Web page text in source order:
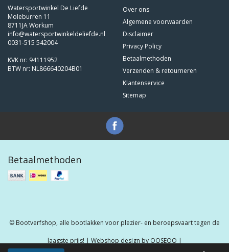
Watersportwinkel De Liefde
Moleburren 11
8711JA Workum
info@watersportwinkeldeliefde.nl
0031-515 542004
KVK nr: 94111952
BTW nr: NL866640204B01
Over ons
Algemene voorwaarden
Disclaimer
Privacy Policy
Betaalmethoden
Verzenden & retourneren
Klantenservice
Sitemap
Betaalmethoden
© Bootverfshop, alle bootlakken voor plezier- en beroepsvaart tegen de
laagste prijs! | Webshop design by OOSEOO |